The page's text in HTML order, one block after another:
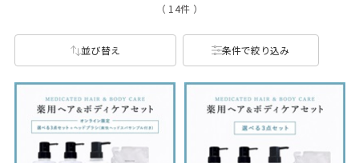
（ 14件 ）
並び替え 条件で絞り込み